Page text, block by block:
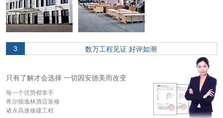
3 数万工程见证 好评如潮
只有了解才会选择 一切因安德美而改变
每一个优势都拿手
希尔顿逸林酒店装修
诸永高速修建工程